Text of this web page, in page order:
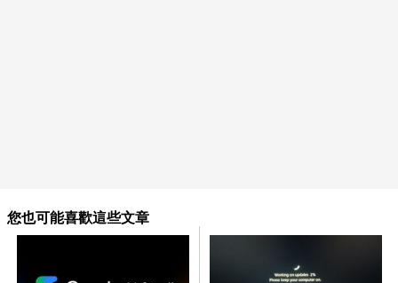
您也可能喜歡這些文章